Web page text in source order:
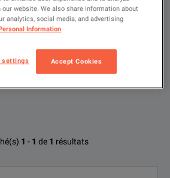
PAR
pour BitifEye BIT-
1 - 1 de 1 résultats
website. We also share information about
analytics, social media, and advertising
Information
settings Accept Cookies